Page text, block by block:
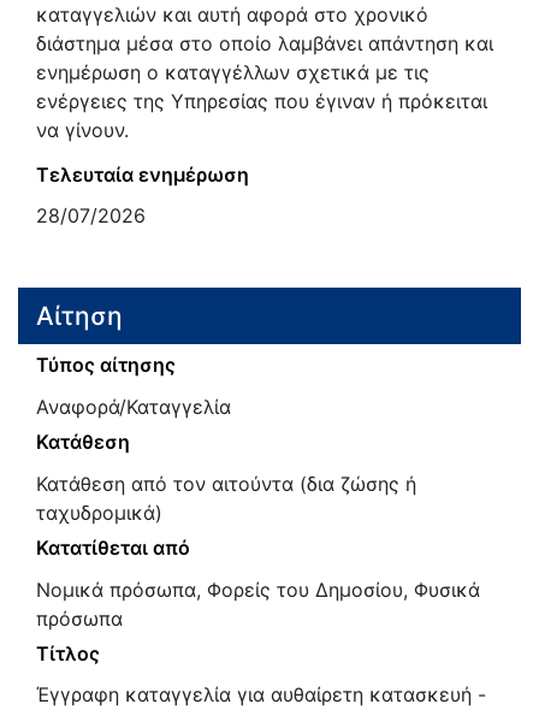
καταγγελιών και αυτή αφορά στο χρονικό
διάστημα μέσα στο οποίο λαμβάνει απάντηση και
ενημέρωση ο καταγγέλλων σχετικά με τις
ενέργειες της Υπηρεσίας που έγιναν ή πρόκειται
να γίνουν.
Τελευταία ενημέρωση
28/07/2026
Αίτηση
Τύπος αίτησης
Αναφορά/Καταγγελία
Κατάθεση
Κατάθεση από τον αιτούντα (δια ζώσης ή
ταχυδρομικά)
Κατατίθεται από
Νομικά πρόσωπα, Φορείς του Δημοσίου, Φυσικά
πρόσωπα
Τίτλος
Έγγραφη καταγγελία για αυθαίρετη κατασκευή -